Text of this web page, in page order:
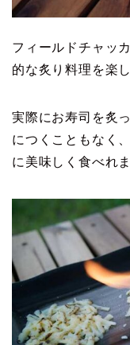
フィールドチャッ
的な炙り料理を楽
実際にお寿司を炙
につくこともなく
に美味しく食べれま